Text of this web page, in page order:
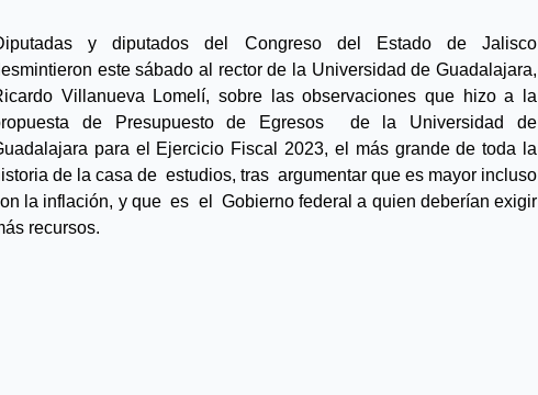
y diputados del Congreso del Estado de Jalisco
este sábado al rector de la Universidad de Guadalajara,
Villanueva Lomelí, sobre las observaciones que hizo a la
de Presupuesto de Egresos  de la Universidad de
para el Ejercicio Fiscal 2023, el más grande de toda la
de la casa de  estudios, tras  argumentar que es mayor incluso
la inflación, y que  es  el  Gobierno federal a quien deberían exigir
recursos.